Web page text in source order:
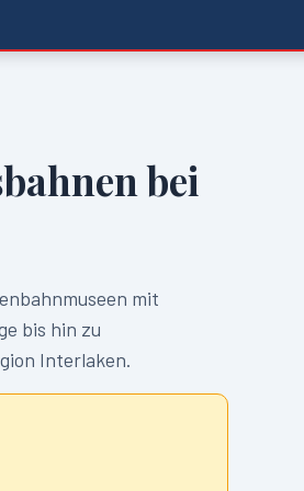
bei
mit
bis hin zu
Interlaken.